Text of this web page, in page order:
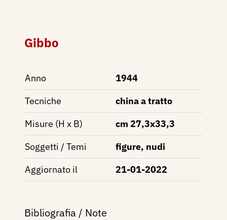
Gibbo
Anno
1944
Tecniche
china a tratto
Misure (H x B)
cm 27,3x33,3
Soggetti / Temi
figure, nudi
Aggiornato il
21-01-2022
Bibliografia / Note